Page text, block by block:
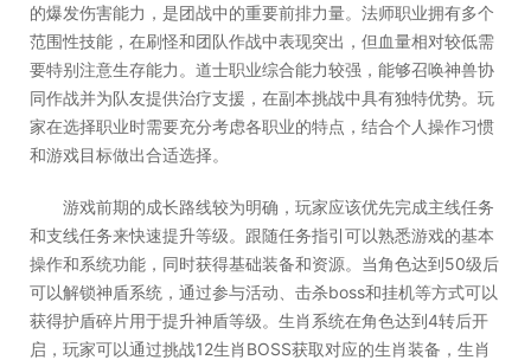
的爆发伤害能力，是团战中的重要前排力量。法师职业拥有多个
范围性技能，在刷怪和团队作战中表现突出，但血量相对较低需
要特别注意生存能力。道士职业综合能力较强，能够召唤神兽协
同作战并为队友提供治疗支援，在副本挑战中具有独特优势。玩
家在选择职业时需要充分考虑各职业的特点，结合个人操作习惯
和游戏目标做出合适选择。
游戏前期的成长路线较为明确，玩家应该优先完成主线任务
和支线任务来快速提升等级。跟随任务指引可以熟悉游戏的基本
操作和系统功能，同时获得基础装备和资源。当角色达到50级后
可以解锁神盾系统，通过参与活动、击杀boss和挂机等方式可以
获得护盾碎片用于提升神盾等级。生肖系统在角色达到4转后开
启，玩家可以通过挑战12生肖BOSS获取对应的生肖装备，生肖